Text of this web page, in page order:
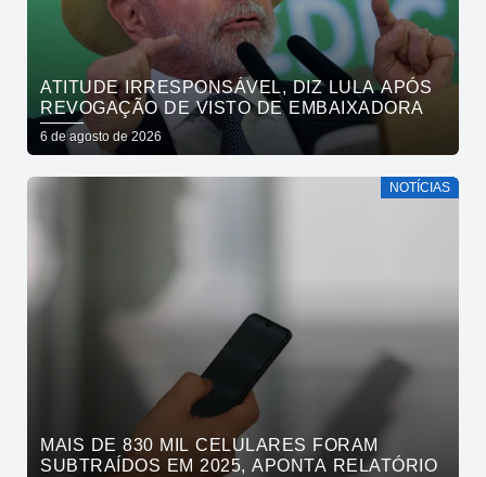
ATITUDE IRRESPONSÁVEL, DIZ LULA APÓS
REVOGAÇÃO DE VISTO DE EMBAIXADORA
6 de agosto de 2026
NOTÍCIAS
MAIS DE 830 MIL CELULARES FORAM
SUBTRAÍDOS EM 2025, APONTA RELATÓRIO